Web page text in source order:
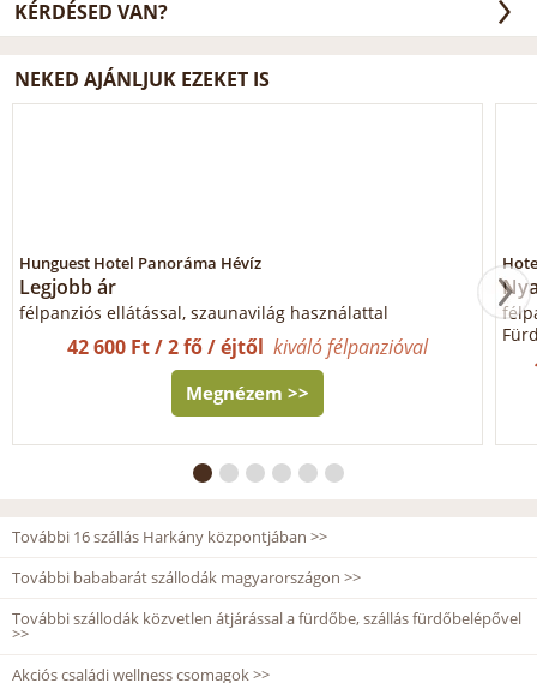
KÉRDÉSED VAN?
NEKED AJÁNLJUK EZEKET IS
Hunguest Hotel Panoráma Hévíz
Legjobb ár
félpanziós ellátással, szaunavilág használattal
42 600 Ft / 2 fő / éjtőlkiváló félpanzióval
Megnézem >>
További 16 szállás Harkány központjában >>
További bababarát szállodák magyarországon >>
További szállodák közvetlen átjárással a fürdőbe, szállás fürdőbelépővel
>>
Akciós családi wellness csomagok >>